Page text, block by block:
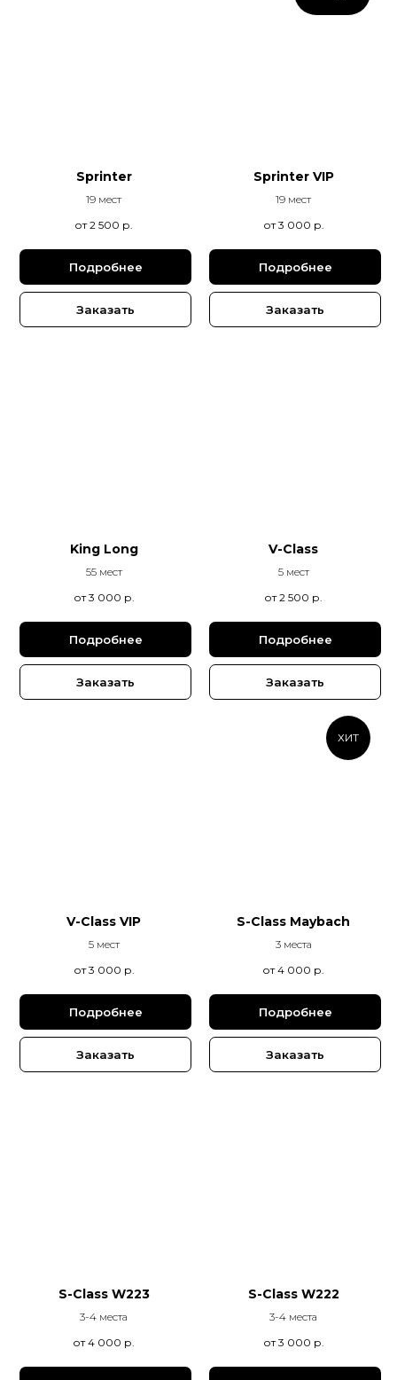
Sprinter
19 мест
от 2 500 р.
Подробнее
Заказать
Sprinter VIP
19 мест
от 3 000 р.
Подробнее
Заказать
King Long
55 мест
от 3 000 р.
Подробнее
Заказать
V-Class
5 мест
от 2 500 р.
Подробнее
Заказать
V-Class VIP
5 мест
от 3 000 р.
Подробнее
Заказать
ХИТ
S-Class Maybach
3 места
от 4 000 р.
Подробнее
Заказать
S-Class W223
3-4 места
от 4 000 р.
S-Class W222
3-4 места
от 3 000 р.